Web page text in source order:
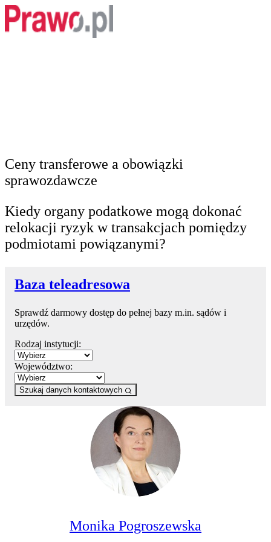
Ceny transferowe a obowiązki
sprawozdawcze
Kiedy organy podatkowe mogą dokonać
relokacji ryzyk w transakcjach pomiędzy
podmiotami powiązanymi?
Baza teleadresowa
Sprawdź darmowy dostęp do pełnej bazy m.in. sądów i
urzędów.
Rodzaj instytucji:
Województwo:
Szukaj danych kontaktowych
Monika Pogroszewska